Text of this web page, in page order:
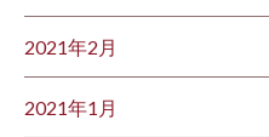
2021年2月
2021年1月